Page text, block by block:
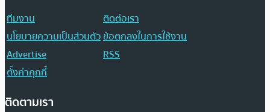
ทีมงาน
ติดต่อเรา
นโยบายความเป็นส่วนตัวข้อตกลงในการใช้งาน
Advertise
RSS
ตั้งค่าคุกกี้
ติดตามเรา